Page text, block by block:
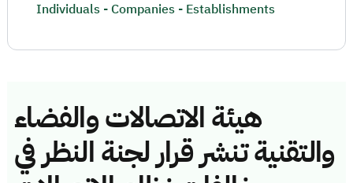
هيئة الاتصالات والفضاء
والتقنية تنشر قرار لجنة النظر في
Individuals - Companies - Establishments